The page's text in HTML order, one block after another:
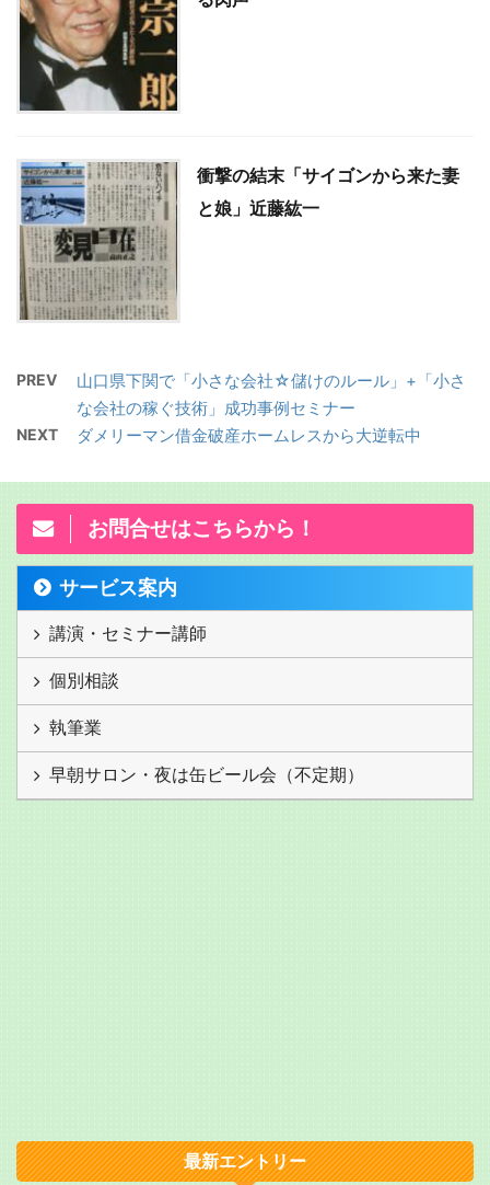
衝撃の結末「サイゴンから来た妻
と娘」近藤紘一
PREV
山口県下関で「小さな会社☆儲けのルール」+「小さ
な会社の稼ぐ技術」成功事例セミナー
NEXT ダメリーマン借金破産ホームレスから大逆転中
お問合せはこちらから！
サービス案内
講演・セミナー講師
個別相談
執筆業
早朝サロン・夜は缶ビール会（不定期）
最新エントリー